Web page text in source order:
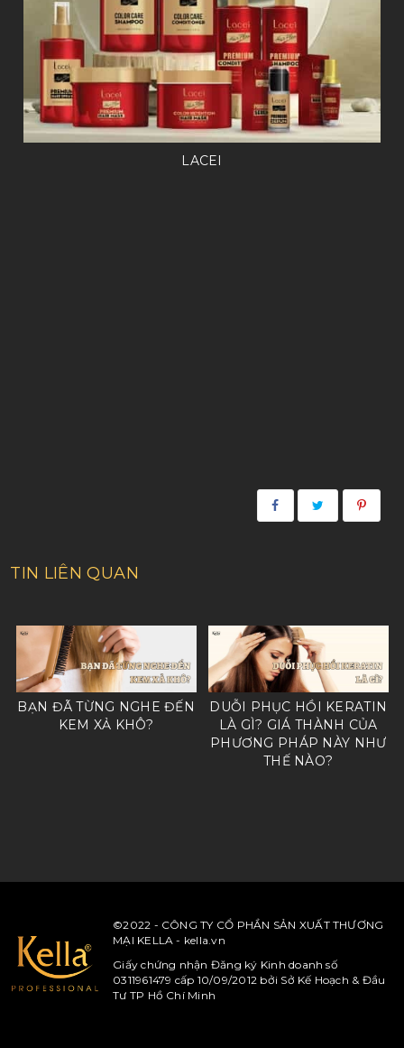
LACEI
TIN LIÊN QUAN
BẠN ĐÃ TỪNG NGHE ĐẾN
KEM XẢ KHÔ?
DUỖI PHỤC HỒI KERATIN
LÀ GÌ? GIÁ THÀNH CỦA
PHƯƠNG PHÁP NÀY NHƯ
THẾ NÀO?
©2022 - CÔNG TY CỔ PHẦN SẢN XUẤT THƯƠNG
MẠI KELLA - kella.vn
Giấy chứng nhận Đăng ký Kinh doanh số
0311961479 cấp 10/09/2012 bởi Sở Kế Hoạch & Đầu
Tư TP Hồ Chí Minh